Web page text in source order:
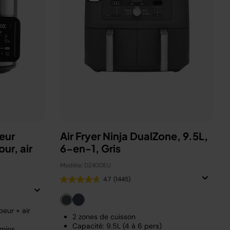
air
+ air
Air Fryer Ninja DualZone, 9.5L,
6-en-1, Gris
Modèle: DZ400EU
4.7 (1445)
2 zones de cuisson
Capacité: 9.5L (4 à 6 pers)